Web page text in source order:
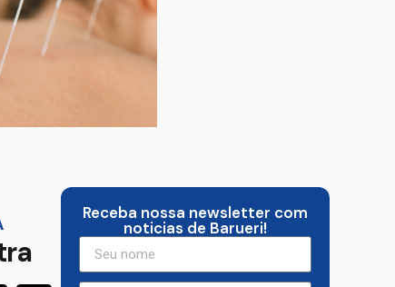
Receba nossa newsletter com
noticias de Barueri!